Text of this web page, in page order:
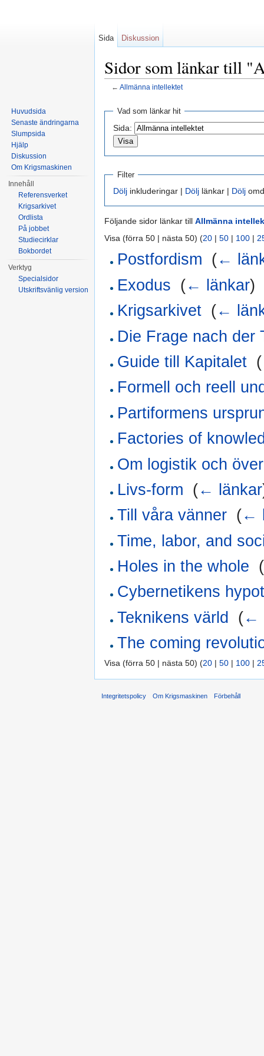
Sidor som länkar till
← Allmänna intellektet
Vad som länkar hit
Sida:
Filter
Dölj inkluderingar | Dölj länkar | Dölj
Följande sidor länkar till Allmänna
Visa (förra 50 | nästa 50) (20 | 50 | 100 |
Postfordism (←
Exodus (← länkar)
Krigsarkivet (←
Die Frage nach der
Guide till Kapitalet (
Formell och reell
Partiformens
Factories of
Om logistik och
Livs-form (← länkar
Till våra vänner (←
Time, labor, and
Holes in the whole (
Cybernetikens
Teknikens värld
(←
The coming
Visa (förra 50 | nästa 50) (20 | 50 | 100 |
Sida Diskussion
Huvudsida
Senaste ändringarna
Slumpsida
Hjälp
Diskussion
Om Krigsmaskinen
Innehåll
Referensverket
Krigsarkivet
Ordlista
På jobbet
Studiecirklar
Bokbordet
Verktyg
Specialsidor
Utskriftsvänlig version
Integritetspolicy Om Krigsmaskinen Förbehåll